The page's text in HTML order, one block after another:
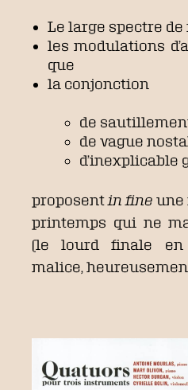
Le large spectre de
les modulations
que
la conjonction
de
de vague
d’inexplicable
proposent in fine une
printemps qui ne
(le lourd finale
malice,